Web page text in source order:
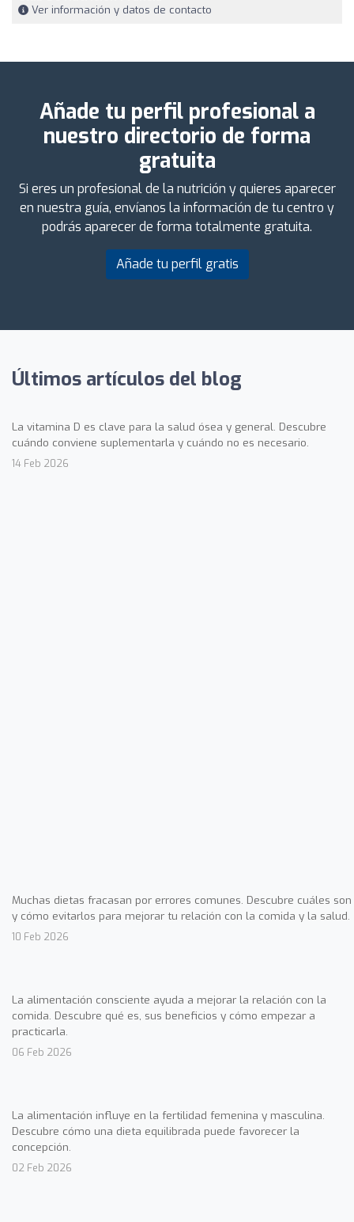
Ver información y datos de contacto
Añade tu perfil profesional a
nuestro directorio de forma
gratuita
Si eres un profesional de la nutrición y quieres aparecer
en nuestra guía, envíanos la información de tu centro y
podrás aparecer de forma totalmente gratuita.
Añade tu perfil gratis
Últimos artículos del blog
La vitamina D es clave para la salud ósea y general. Descubre
cuándo conviene suplementarla y cuándo no es necesario.
14 Feb 2026
Muchas dietas fracasan por errores comunes. Descubre cuáles son
y cómo evitarlos para mejorar tu relación con la comida y la salud.
10 Feb 2026
La alimentación consciente ayuda a mejorar la relación con la
comida. Descubre qué es, sus beneficios y cómo empezar a
practicarla.
06 Feb 2026
La alimentación influye en la fertilidad femenina y masculina.
Descubre cómo una dieta equilibrada puede favorecer la
concepción.
02 Feb 2026